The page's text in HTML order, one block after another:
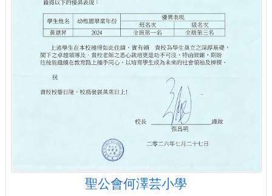
聖公會何澤芸小學